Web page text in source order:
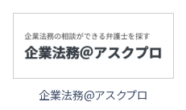
企業法務@アスクプロ